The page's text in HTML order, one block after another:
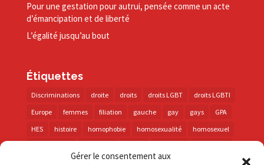
Gérer le consentement aux
Pour une gestation pour autrui, pensée comme un acte
d’émancipation et de liberté
L’égalité jusqu’au bout
Étiquettes
Discriminations droite droits droits LGBT
droits LGBTI
Europe
femmes filiation gauche gay gays
GPA
HES
histoire homophobie homosexualité
homosexuel